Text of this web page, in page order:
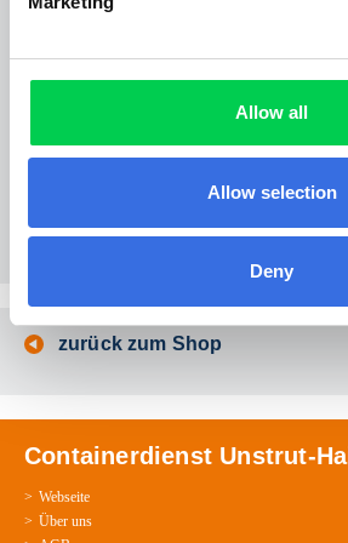
Allow all
Allow selection
Deny
Unser umfangreiches Angebot an Baustoffen wie
Mutterboden und gesackte Ware wie Blumenerde und
Angebot.
Wir beräumen und entrümpeln mit eigenen
Wohnungsauflösungen und Beräumungen!
unser Festpreisangebot!
zurück zum Shop
Containerdienst Unstrut-
Webseite
Über uns